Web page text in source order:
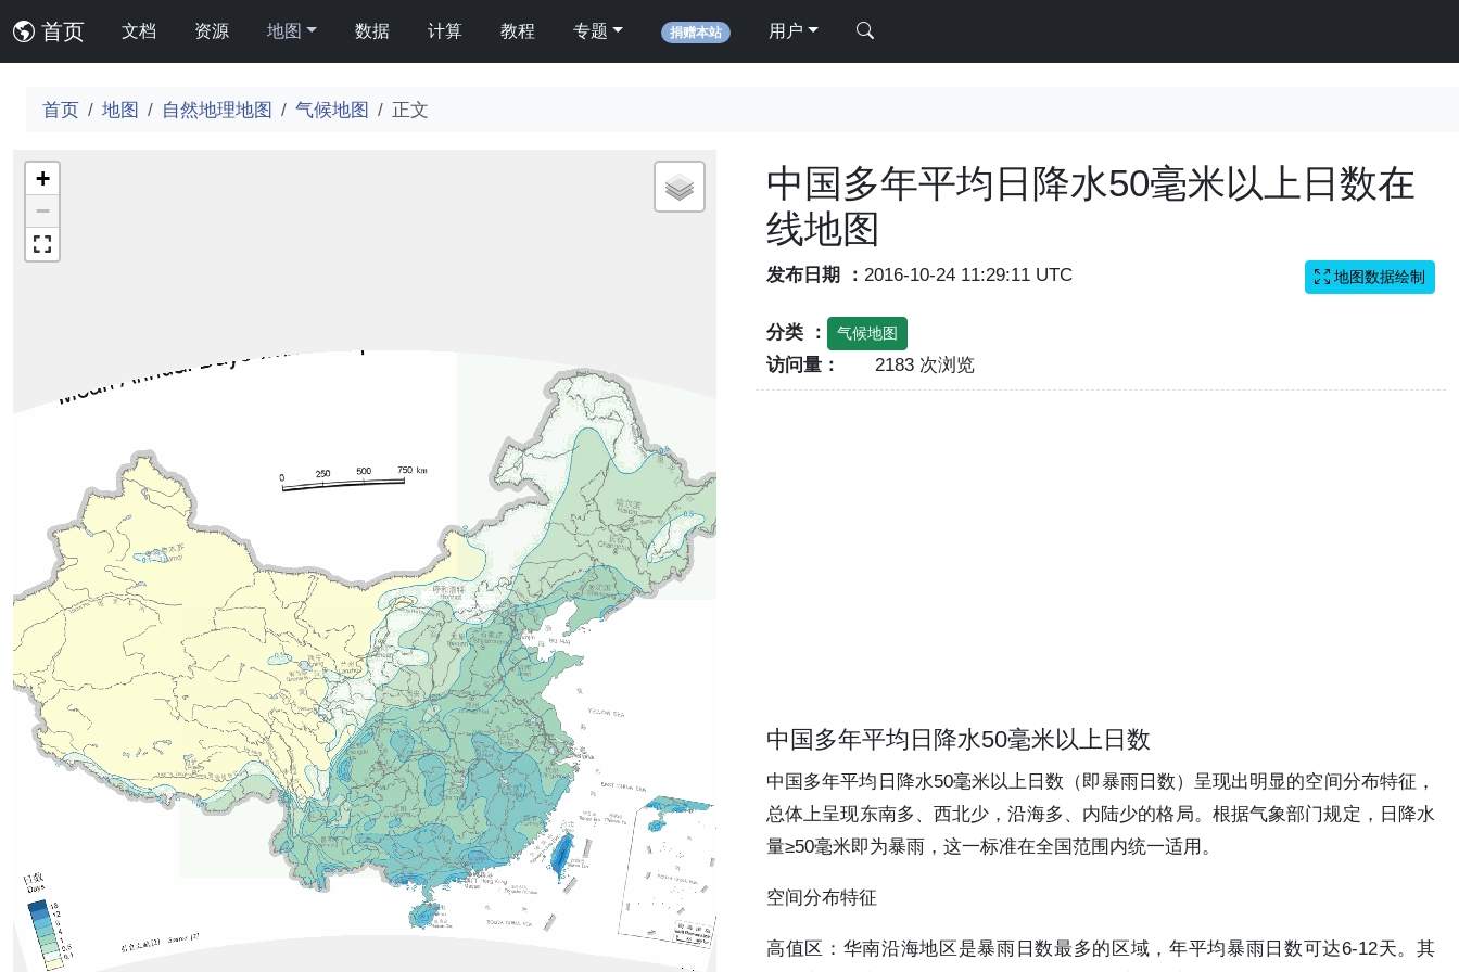
首页 文档 资源 地图 数据 计算 教程 专题 捐赠本站 用户
首页 地图 自然地理地图 气候地图 正文
+
−
中国多年平均日降水50毫米以上日数在
线地图
发布日期 ： 2016-10-24 11:29:11 UTC
分类 ： 气候地图
访问量： 2183 次浏览
地图数据绘制
中国多年平均日降水50毫米以上日数
中国多年平均日降水50毫米以上日数（即暴雨日数）呈现出明显的空间分布特征，
总体上呈现东南多、西北少，沿海多、内陆少的格局。根据气象部门规定，日降水
量≥50毫米即为暴雨，这一标准在全国范围内统一适用。
空间分布特征
高值区：华南沿海地区是暴雨日数最多的区域，年平均暴雨日数可达6-12天。其